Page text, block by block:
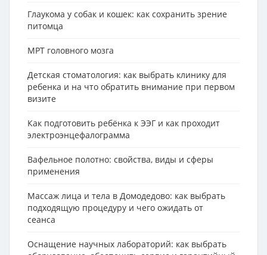
Глаукома у собак и кошек: как сохранить зрение
питомца
МРТ головного мозга
Детская стоматология: как выбрать клинику для
ребенка и на что обратить внимание при первом
визите
Как подготовить ребёнка к ЭЭГ и как проходит
электроэнцефалограмма
Вафельное полотно: свойства, виды и сферы
применения
Массаж лица и тела в Домодедово: как выбрать
подходящую процедуру и чего ожидать от
сеанса
Оснащение научных лабораторий: как выбрать